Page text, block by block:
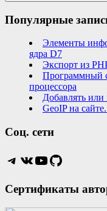
Популярные
Элементы
ядра D7
Экспорт из
Программный
процессора
Добавлять или
GeoIP на
Соц. сети
Telegram
VKYouTube
GitHub
Сертификаты